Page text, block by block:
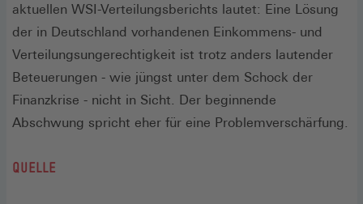
aktuellen WSI-Verteilungsberichts lautet: Eine Lösung
der in Deutschland vorhandenen Einkommens- und
Verteilungsungerechtigkeit ist trotz anders lautender
Beteuerungen - wie jüngst unter dem Schock der
Finanzkrise - nicht in Sicht. Der beginnende
Abschwung spricht eher für eine Problemverschärfung.
QUELLE